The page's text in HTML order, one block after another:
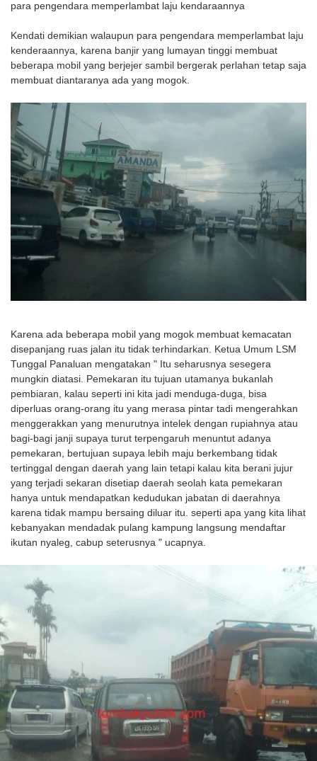
para pengendara memperlambat laju kendaraannya
Kendati demikian walaupun para pengendara memperlambat laju
kenderaannya, karena banjir yang lumayan tinggi membuat
beberapa mobil yang berjejer sambil bergerak perlahan tetap saja
membuat diantaranya ada yang mogok.
Karena ada beberapa mobil yang mogok membuat kemacatan
disepanjang ruas jalan itu tidak terhindarkan. Ketua Umum LSM
Tunggal Panaluan mengatakan " Itu seharusnya sesegera
mungkin diatasi. Pemekaran itu tujuan utamanya bukanlah
pembiaran, kalau seperti ini kita jadi menduga-duga, bisa
diperluas orang-orang itu yang merasa pintar tadi mengerahkan
menggerakkan yang menurutnya intelek dengan rupiahnya atau
bagi-bagi janji supaya turut terpengaruh menuntut adanya
pemekaran, bertujuan supaya lebih maju berkembang tidak
tertinggal dengan daerah yang lain tetapi kalau kita berani jujur
yang terjadi sekaran disetiap daerah seolah kata pemekaran
hanya untuk mendapatkan kedudukan jabatan di daerahnya
karena tidak mampu bersaing diluar itu. seperti apa yang kita lihat
kebanyakan mendadak pulang kampung langsung mendaftar
ikutan nyaleg, cabup seterusnya " ucapnya.